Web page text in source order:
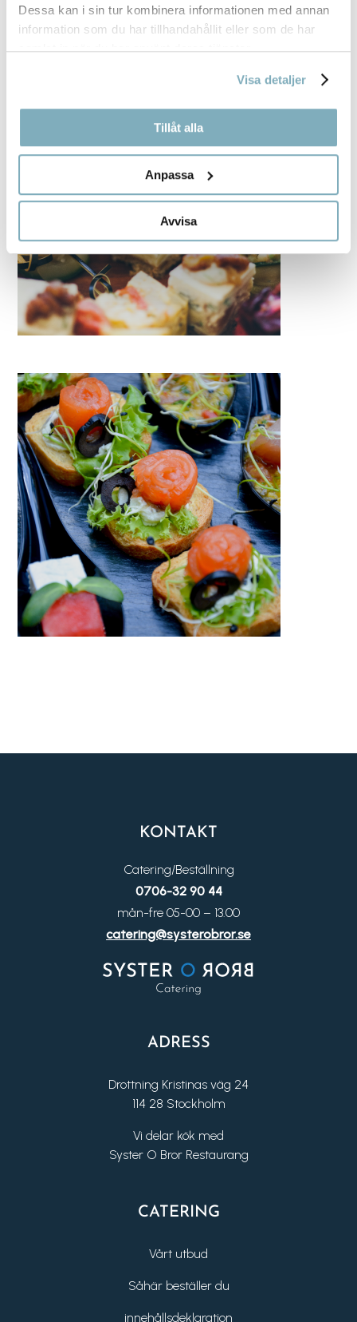
Dessa kan i sin tur kombinera informationen med annan
information som du har tillhandahållit eller som de har
samlat in när du har använt deras tjänster.
Visa detaljer
Tillåt alla
Anpassa
Avvisa
KONTAKT
Catering/Beställning
0706-32 90 44
mån-fre 05-00 – 13.00
catering@systerobror.se
ADRESS
Drottning Kristinas väg 24
114 28 Stockholm
Vi delar kök med
Syster O Bror Restaurang
CATERING
Vårt utbud
Såhär beställer du
innehållsdeklaration